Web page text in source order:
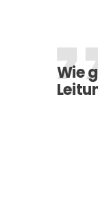
Wie